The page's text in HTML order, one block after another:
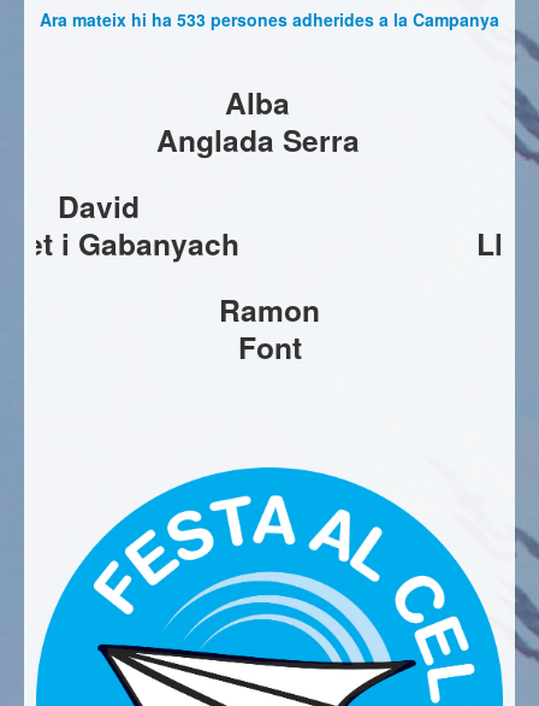
Ara mateix hi ha 533 persones adherides a la Campanya
Alba
Anglada Serra
Llibre Martín
Carla
Sivilla Castells